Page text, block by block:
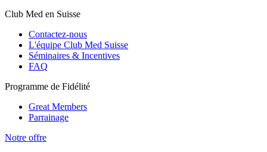
Club Med en Suisse
Contactez-nous
L'équipe Club Med Suisse
Séminaires & Incentives
FAQ
Programme de Fidélité
Great Members
Parrainage
Notre offre